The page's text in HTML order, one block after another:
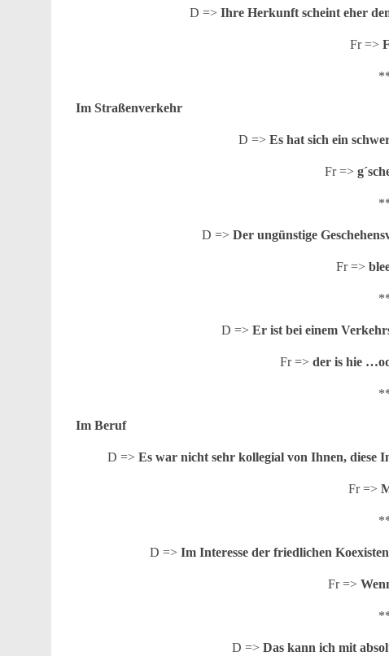
D =>Ihre Herkunft scheint eher
Fr =>
Im Straßenverkehr
D => Es hat sich ein
Fr =>
D => Der ungünstige
Fr =>
D =>Er ist bei einem
Fr => der is hie
Im Beruf
D => Es war nicht sehr kollegial von Ihnen, diese
Fr =>
D =>Im Interesse der friedlichen
Fr =>
D => Das kann ich mit